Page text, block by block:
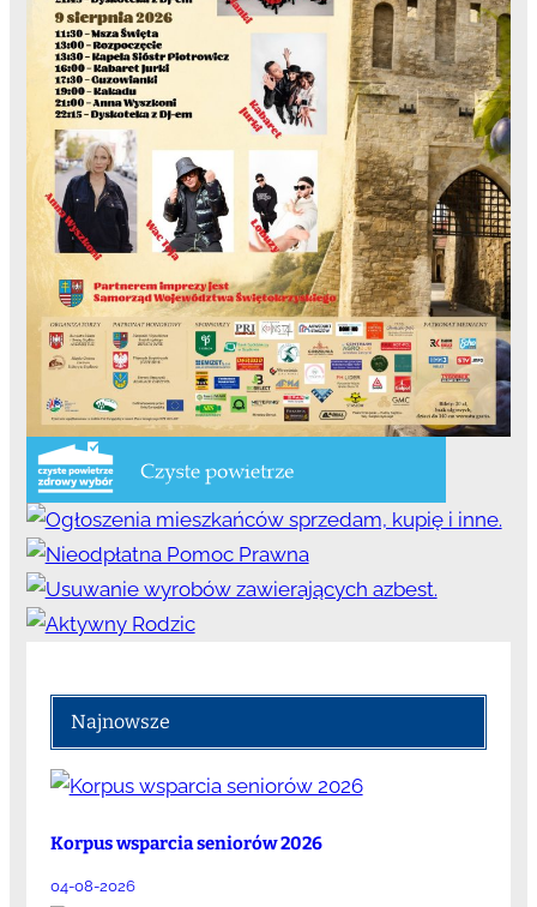
Najnowsze
Korpus wsparcia seniorów 2026
04-08-2026